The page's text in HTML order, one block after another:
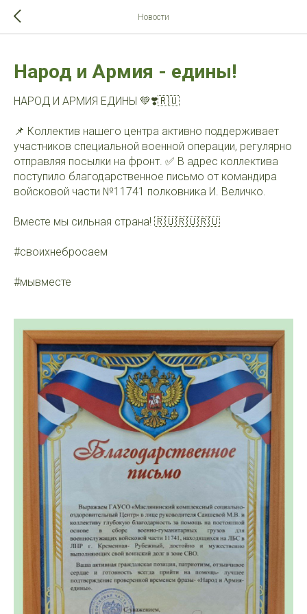
Новости
Народ и Армия - едины!
НАРОД И АРМИЯ ЕДИНЫ 💚❣️🇷🇺
📌 Коллектив нашего центра активно поддерживает
участников специальной военной операции, регулярно
отправляя посылки на фронт. ✅ В адрес коллектива
поступило благодарственное письмо от командира
войсковой части №11741 полковника И. Величко.
Вместе мы сильная страна! 🇷🇺🇷🇺🇷🇺
#своихнебросаем
#мывместе